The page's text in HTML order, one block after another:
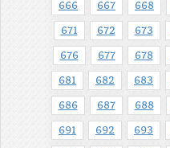
666 667 668
671 672 673
676 677 678
681 682 683
686 687 688
691 692 693